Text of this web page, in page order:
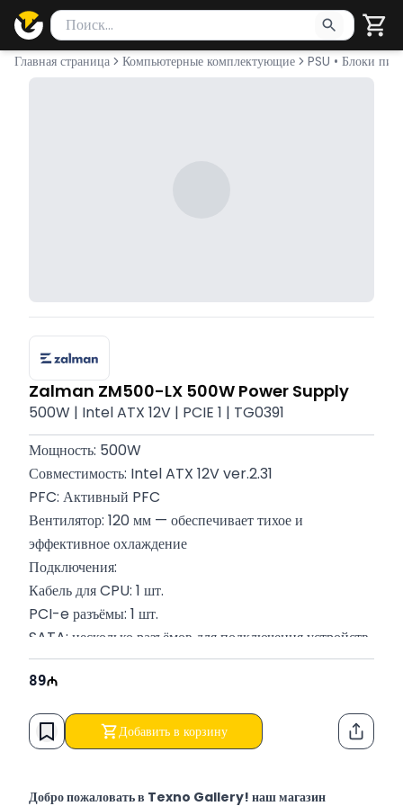
Поиск товаров
Введите минимум 2 символа для поиска. Нажмите Enter
Главная страница Компьютерные комплектующие PSU • Блоки
Zalman ZM500-LX 500W Power Supply
500W | Intel ATX 12V | PCIE 1 | TG0391
Мощность: 500W
Совместимость: Intel ATX 12V ver.2.31
PFC: Активный PFC
Вентилятор: 120 мм — обеспечивает тихое и
эффективное охлаждение
Подключения:
Кабель для CPU: 1 шт.
PCI-e разъёмы: 1 шт.
SATA: несколько разъёмов для подключения устройств
Гарантия: 12 месяцев
89
Добавить в корзину
Добро пожаловать в Texno Gallery! наш магазин